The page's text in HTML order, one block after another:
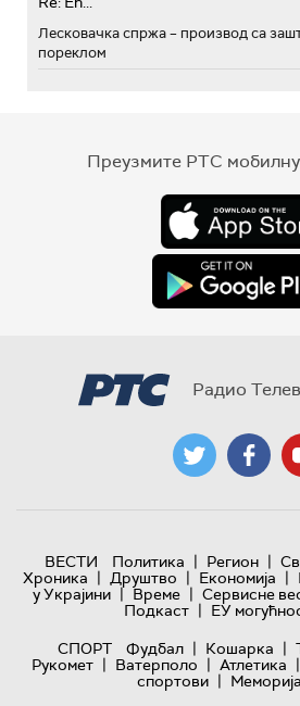
Лесковачка спржа – производ са
пореклом
Преузмите РТС мобилну
Радио
ВЕСТИ Политика | Регион |
Хроника | Друштво | Економија |
у Украјини | Време | Сервисне
Подкаст | ЕУ
СПОРТ
Фудбал | Кошарка |
Рукомет | Ватерполо | Атлетика |
спортови |